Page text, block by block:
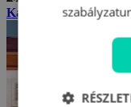
Karácsonyi ház